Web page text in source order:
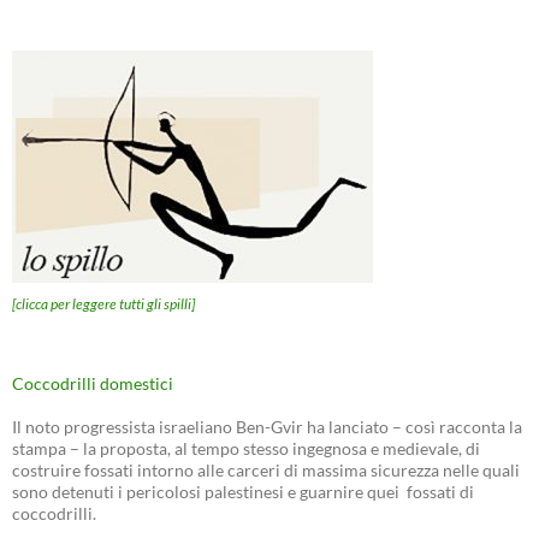
[clicca per leggere tutti gli spilli]
Coccodrilli domestici
Il noto progressista israeliano Ben-Gvir ha lanciato – così racconta la
stampa – la proposta, al tempo stesso ingegnosa e medievale, di
costruire fossati intorno alle carceri di massima sicurezza nelle quali
sono detenuti i pericolosi palestinesi e guarnire quei fossati di
coccodrilli.